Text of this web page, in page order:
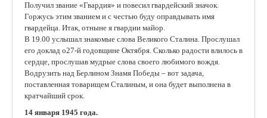
Получил звание «Гвардия» и повесил гвардейский значок.
Горжусь этим званием и с честью буду оправдывать имя
гвардейца. Итак, отныне я гвардии майор.
В 19.00 услышал знакомые слова Великого Сталина. Прослушал
его доклад о27-й годовщине Октября. Сколько радости влилось в
сердце, прослушав мудрые слова своего любимого вождя.
Водрузить над Берлином Знамя Победы – вот задача,
поставленная товарищем Сталиным, и она будет выполнена в
кратчайший срок.
14 января 1945 года.